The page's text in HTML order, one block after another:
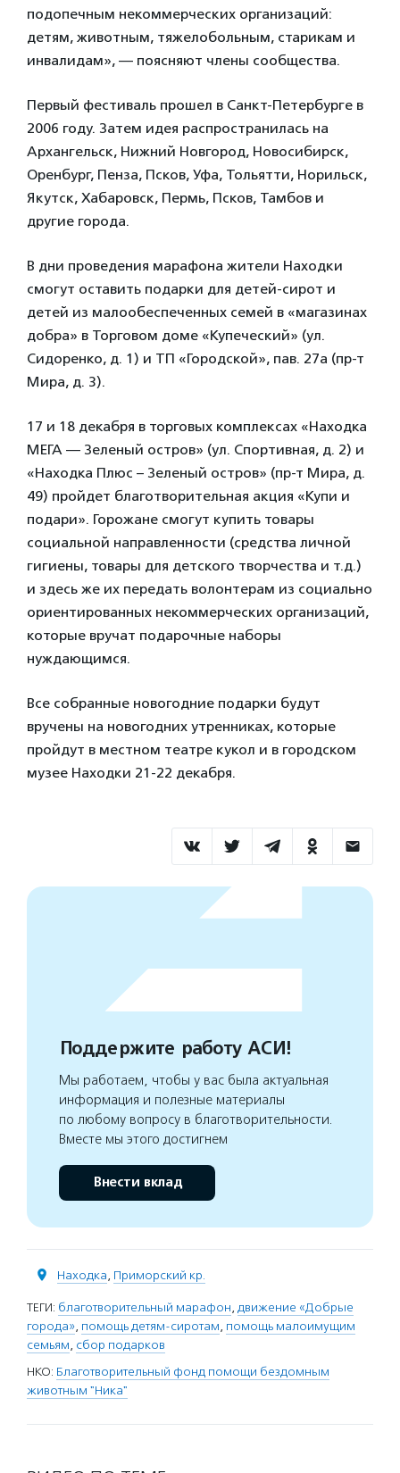
подопечным некоммерческих организаций:
детям, животным, тяжелобольным, старикам и
инвалидам», — поясняют члены сообщества.
Первый фестиваль прошел в Санкт-Петербурге в
2006 году. Затем идея распространилась на
Архангельск, Нижний Новгород, Новосибирск,
Оренбург, Пенза, Псков, Уфа, Тольятти, Норильск,
Якутск, Хабаровск, Пермь, Псков, Тамбов и
другие города.
В дни проведения марафона жители Находки
смогут оставить подарки для детей-сирот и
детей из малообеспеченных семей в «магазинах
добра» в Торговом доме «Купеческий» (ул.
Сидоренко, д. 1) и ТП «Городской», пав. 27а (пр-т
Мира, д. 3).
17 и 18 декабря в торговых комплексах «Находка
МЕГА — Зеленый остров» (ул. Спортивная, д. 2) и
«Находка Плюс – Зеленый остров» (пр-т Мира, д.
49) пройдет благотворительная акция «Купи и
подари». Горожане смогут купить товары
социальной направленности (средства личной
гигиены, товары для детского творчества и т.д.)
и здесь же их передать волонтерам из социально
ориентированных некоммерческих организаций,
которые вручат подарочные наборы
нуждающимся.
Все собранные новогодние подарки будут
вручены на новогодних утренниках, которые
пройдут в местном театре кукол и в городском
музее Находки 21-22 декабря.
Поддержите работу АСИ!
Мы работаем, чтобы у вас была актуальная
информация и полезные материалы
по любому вопросу в благотворительности.
Вместе мы этого достигнем
Внести вклад
Находка, Приморский кр.
ТЕГИ: благотворительный марафон, движение «Добрые
города», помощь детям-сиротам, помощь малоимущим
семьям, сбор подарков
НКО: Благотворительный фонд помощи бездомным
животным "Ника"